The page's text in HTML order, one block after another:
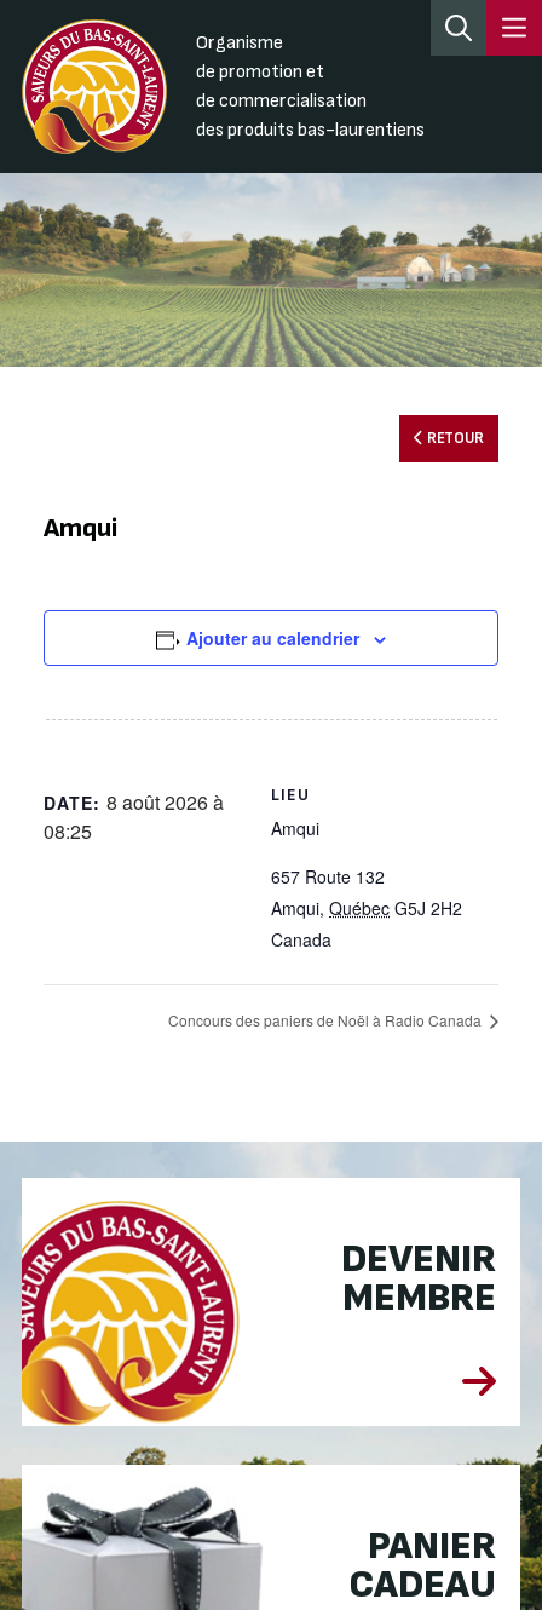
Organisme
de promotion et
de commercialisation
des produits bas-laurentiens
RETOUR
Amqui
Ajouter au calendrier
DATE:8 août 2026 à
08:25
LIEU
Amqui
657 Route 132
Amqui, Québec G5J 2H2
Canada
Concours des paniers de Noël à Radio Canada
DEVENIR
MEMBRE
PANIER
CADEAU